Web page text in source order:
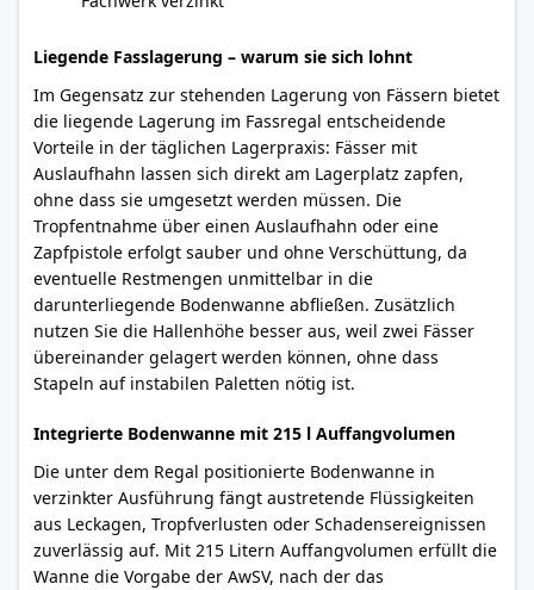
Liegende Fasslagerung – warum sie sich lohnt
Im Gegensatz zur stehenden Lagerung von Fässern bietet
die liegende Lagerung im Fassregal entscheidende
Vorteile in der täglichen Lagerpraxis: Fässer mit
Auslaufhahn lassen sich direkt am Lagerplatz zapfen,
ohne dass sie umgesetzt werden müssen. Die
Tropfentnahme über einen Auslaufhahn oder eine
Zapfpistole erfolgt sauber und ohne Verschüttung, da
eventuelle Restmengen unmittelbar in die
darunterliegende Bodenwanne abfließen. Zusätzlich
nutzen Sie die Hallenhöhe besser aus, weil zwei Fässer
übereinander gelagert werden können, ohne dass
Stapeln auf instabilen Paletten nötig ist.
Integrierte Bodenwanne mit 215 l Auffangvolumen
Die unter dem Regal positionierte Bodenwanne in
verzinkter Ausführung fängt austretende Flüssigkeiten
aus Leckagen, Tropfverlusten oder Schadensereignissen
zuverlässig auf. Mit 215 Litern Auffangvolumen erfüllt die
Wanne die Vorgabe der AwSV, nach der das